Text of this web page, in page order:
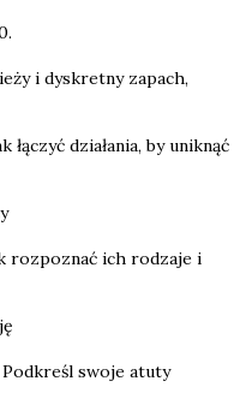
i dyskretny zapach,
łączyć działania, by uniknąć
rozpoznać ich rodzaje i
swoje atuty